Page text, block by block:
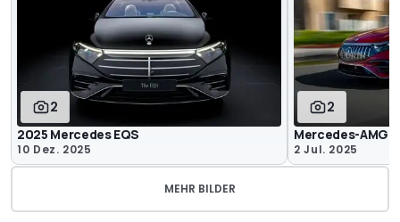
2
2025 Mercedes EQS
10 Dez. 2025
2
Mercedes-AMG
2 Jul. 2025
MEHR BILDER